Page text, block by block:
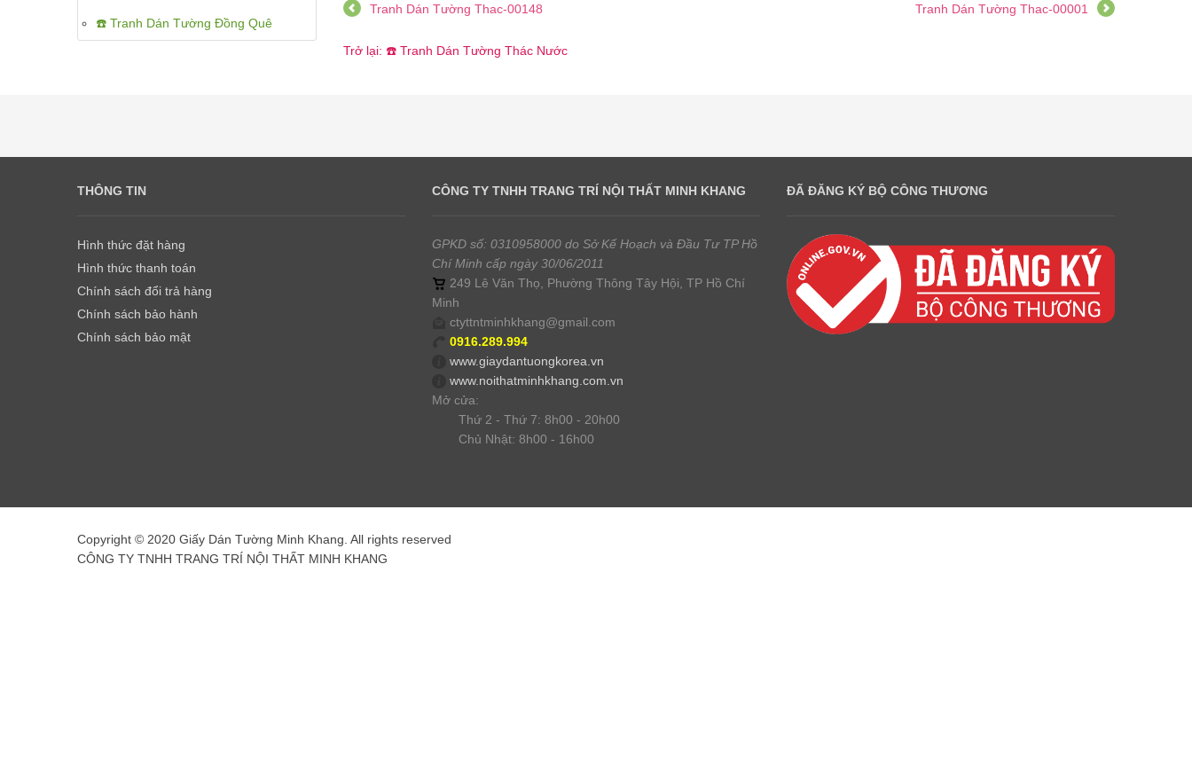
☎️ Tranh Dán Tường Đồng Quê
Tranh Dán Tường Thac-00001
Tranh Dán Tường Thac-00148
Trở lại: ☎️ Tranh Dán Tường Thác Nước
THÔNG TIN
Hình thức đặt hàng
Hình thức thanh toán
Chính sách đổi trả hàng
Chính sách bảo hành
Chính sách bảo mật
CÔNG TY TNHH TRANG TRÍ NỘI THẤT MINH KHANG
GPKD số: 0310958000 do Sở Kế Hoạch và Đầu Tư TP Hồ
Chí Minh cấp ngày 30/06/2011
249 Lê Văn Thọ, Phường Thông Tây Hội, TP Hồ Chí
Minh
ctyttntminhkhang@gmail.com
0916.289.994
www.giaydantuongkorea.vn
www.noithatminhkhang.com.vn
Mở cửa:
Thứ 2 - Thứ 7: 8h00 - 20h00
Chủ Nhật: 8h00 - 16h00
ĐÃ ĐĂNG KÝ BỘ CÔNG THƯƠNG
Copyright © 2020 Giấy Dán Tường Minh Khang. All rights reserved
CÔNG TY TNHH TRANG TRÍ NỘI THẤT MINH KHANG